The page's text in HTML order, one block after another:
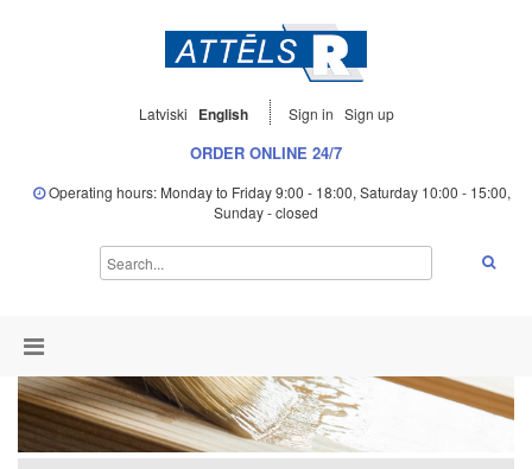
Latviski English Sign in Sign up
ORDER ONLINE 24/7
Operating hours: Monday to Friday 9:00 - 18:00, Saturday 10:00 - 15:00,
Sunday - closed